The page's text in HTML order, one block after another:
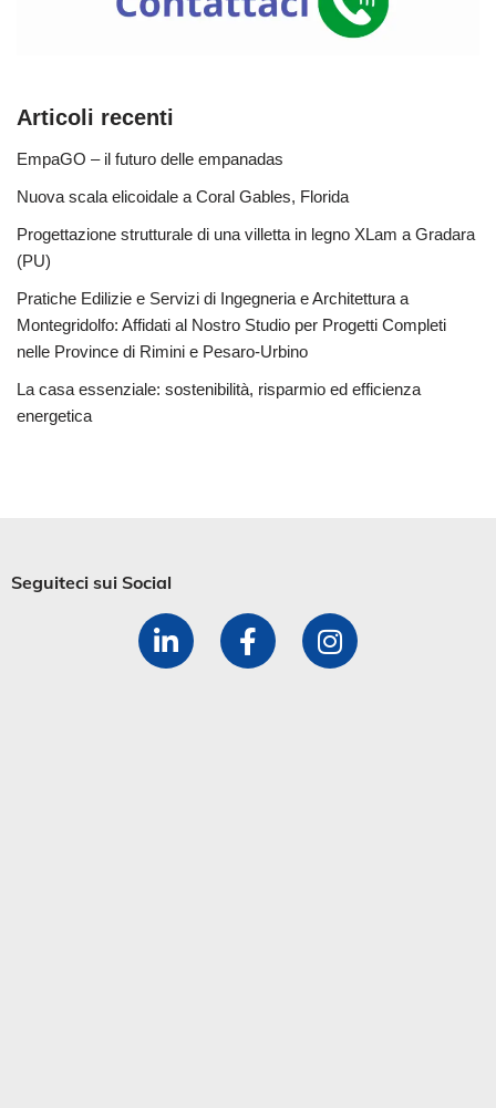
Articoli recenti
EmpaGO – il futuro delle empanadas
Nuova scala elicoidale a Coral Gables, Florida
Progettazione strutturale di una villetta in legno XLam a Gradara
(PU)
Pratiche Edilizie e Servizi di Ingegneria e Architettura a
Montegridolfo: Affidati al Nostro Studio per Progetti Completi
nelle Province di Rimini e Pesaro-Urbino
La casa essenziale: sostenibilità, risparmio ed efficienza
energetica
Seguiteci sui Social​